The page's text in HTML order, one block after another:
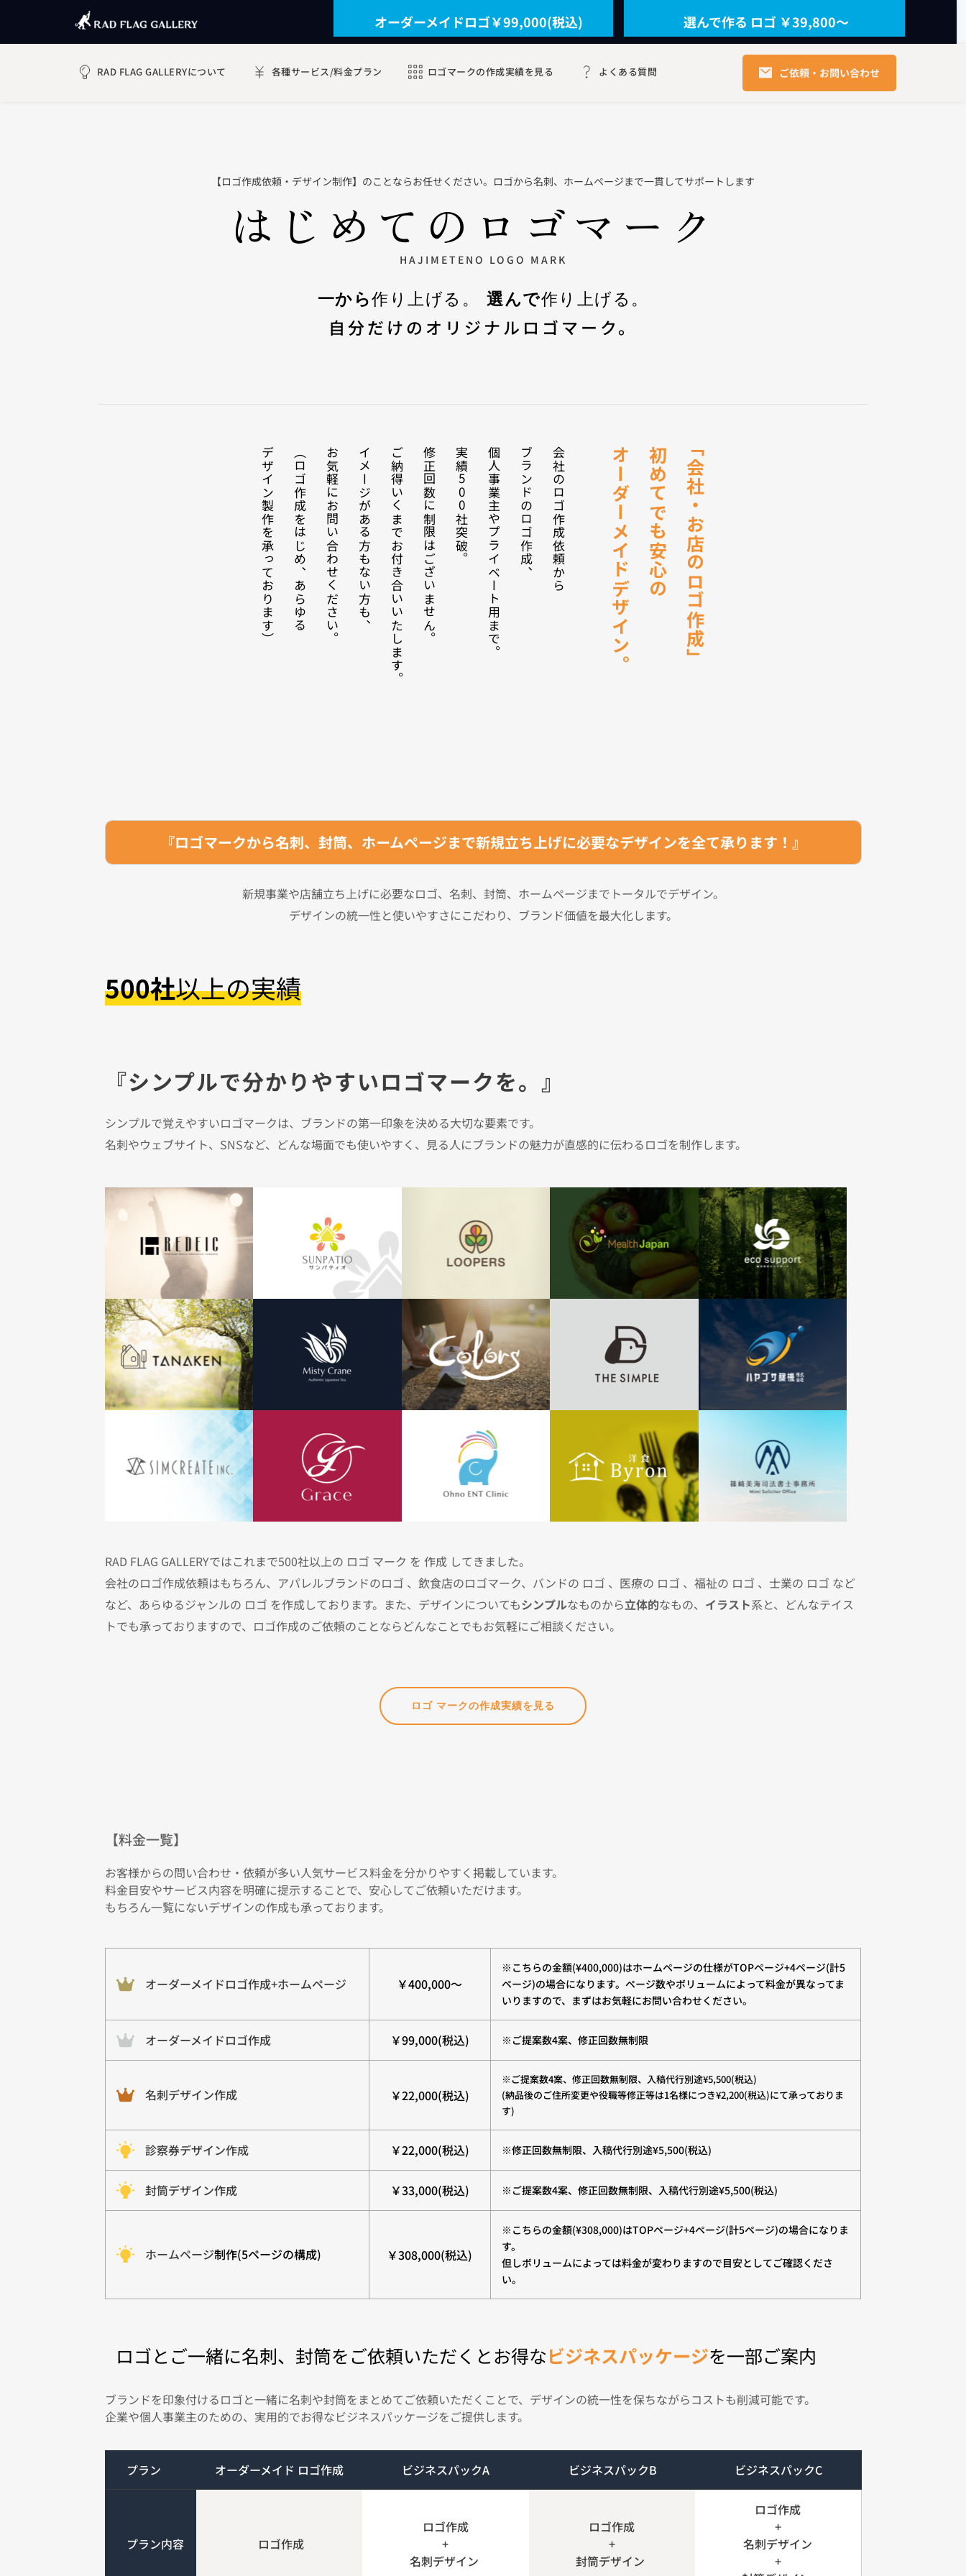
オーダーメイドロゴ￥99,000(税込) 選んで作る ロゴ ￥39,800〜
RAD FLAG GALLERYについて 各種サービス/料金プラン ロゴマークの作成実績を見る よくある質問 ご依頼・お問い合わせ
【ロゴ作成依頼・デザイン制作】のことならお任せください。ロゴから名刺、ホームページまで一貫してサポートします
はじめてのロゴマーク
HAJIMETENO LOGO MARK
一から作り上げる。 選んで作り上げる。
自分だけのオリジナルロゴマーク。
「会社・お店のロゴ作成
」
初めてでも安心の
オーダーメイドデザイン。
会社のロゴ作成依頼から
ブランドのロゴ作成、
個人事業主やプライベート用まで。
実績500社突破。
修正回数に制限はございません。
ご納得いくまでお付き合いいたします。
イメージがある方もない方も、
お気軽にお問い合わせください。
（ロゴ作成をはじめ、あらゆる
デザイン製作を承っております）
『ロゴマークから名刺、封筒、ホームページまで新規立ち上げに必要なデザインを全て承ります！』
新規事業や店舗立ち上げに必要なロゴ、名刺、封筒、ホームページまでトータルでデザイン。
デザインの統一性と使いやすさにこだわり、ブランド価値を最大化します。
500社以上の実績
『シンプルで分かりやすいロゴマークを。 』
シンプルで覚えやすいロゴマークは、ブランドの第一印象を決める大切な要素です。
名刺やウェブサイト、SNSなど、どんな場面でも使いやすく、見る人にブランドの魅力が直感的に伝わるロゴを制作します。
RAD FLAG GALLERYではこれまで500社以上の ロゴ マーク を 作成 してきました。
会社のロゴ作成依頼はもちろん、アパレルブランドのロゴ 、飲食店のロゴマーク、バンドの ロゴ 、医療の ロゴ 、福祉の ロゴ 、士業の ロゴ など
など、あらゆるジャンルの ロゴ を作成しております。また、デザインについてもシンプルなものから立体的なもの、 イラスト系と、どんなテイス
トでも承っておりますので、ロゴ作成のご依頼のことならどんなことでもお気軽にご相談ください。
ロゴ マークの作成実績を見る
【料金一覧】
お客様からの問い合わせ・依頼が多い人気サービス料金を分かりやすく掲載しています。
料金目安やサービス内容を明確に提示することで、安心してご依頼いただけます。
もちろん一覧にないデザインの作成も承っております。
オーダーメイドロゴ作成+ホームページ ￥400,000〜
※こちらの金額(¥400,000)はホームページの仕様がTOPページ+4ページ(計5
ページ)の場合になります。ページ数やボリュームによって料金が異なってま
いりますので、まずはお気軽にお問い合わせください。
オーダーメイドロゴ作成 ￥99,000(税込) ※ご提案数4案、修正回数無制限
名刺デザイン作成 ￥22,000(税込)
※ご提案数4案、修正回数無制限、入稿代行別途¥5,500(税込)
(納品後のご住所変更や役職等修正等は1名様につき¥2,200(税込)にて承っておりま
す)
診察券デザイン作成 ￥22,000(税込) ※修正回数無制限、入稿代行別途¥5,500(税込)
封筒デザイン作成 ￥33,000(税込) ※ご提案数4案、修正回数無制限、入稿代行別途¥5,500(税込)
ホームページ制作(5ページの構成) ￥308,000(税込)
※こちらの金額(¥308,000)はTOPページ+4ページ(計5ページ)の場合になりま
す。
但しボリュームによっては料金が変わりますので目安としてご確認くださ
い。
ロゴとご一緒に名刺、封筒をご依頼いただくとお得なビジネスパッケージを一部ご案内
ブランドを印象付けるロゴと一緒に名刺や封筒をまとめてご依頼いただくことで、デザインの統一性を保ちながらコストも削減可能です。
企業や個人事業主のための、実用的でお得なビジネスパッケージをご提供します。
プラン オーダーメイド ロゴ作成 ビジネスパックA ビジネスパックB ビジネスパックC
プラン内容 ロゴ作成
ロゴ作成
+
名刺デザイン
ロゴ作成
+
封筒デザイン
ロゴ作成
+
名刺デザイン
+